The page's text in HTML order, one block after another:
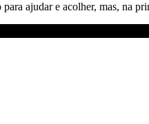
ajudar e acolher, mas, na